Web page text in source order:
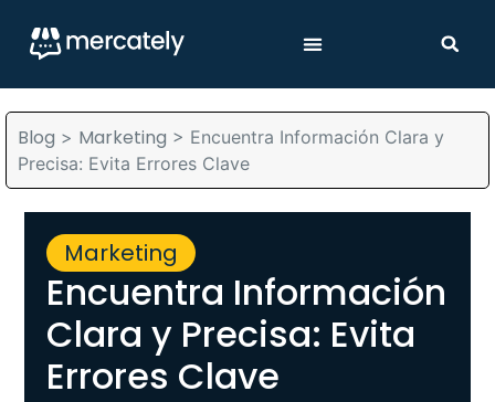
Blog > Marketing > Encuentra Información Clara y
Precisa: Evita Errores Clave
Marketing
Encuentra Información
Clara y Precisa: Evita
Errores Clave